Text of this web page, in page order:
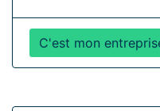
C'est mon